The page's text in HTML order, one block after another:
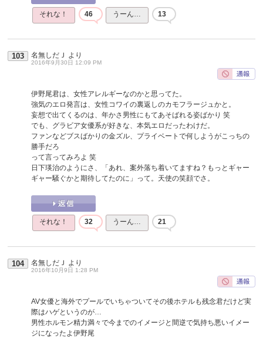
それな！ 46 うーん… 13
103 名無しだＪ より
2016年9月30日 12:09 PM
伊野尾君は、女性アレルギーなのかと思ってた。
強気のエロ発言は、女性コワイの裏返しのカモフラージュかと。
妄想で出てくるのは、年かさ男性にもてあそばれる姿ばかり 笑
でも、グラビア女優系が好きな、本気エロだったわけだ。
ファンなどブスばかりの金ズル、プライベートで何しようがこっちの
勝手だろ
って言ってみろよ 笑
日下瑛治のようにさ、「あれ、案外落ち着いてますね？もっとギャー
ギャー騒ぐかと期待してたのに」って。天使の笑顔でさ。
それな！ 32 うーん… 21
104 名無しだＪ より
2016年10月9日 1:28 PM
AV女優と海外でプールでいちゃついてその後ホテルも残念君だけど実
際はハゲというのが…
男性ホルモン精力満々で今までのイメージと間逆で気持ち悪いイメー
ジになったよ伊野尾